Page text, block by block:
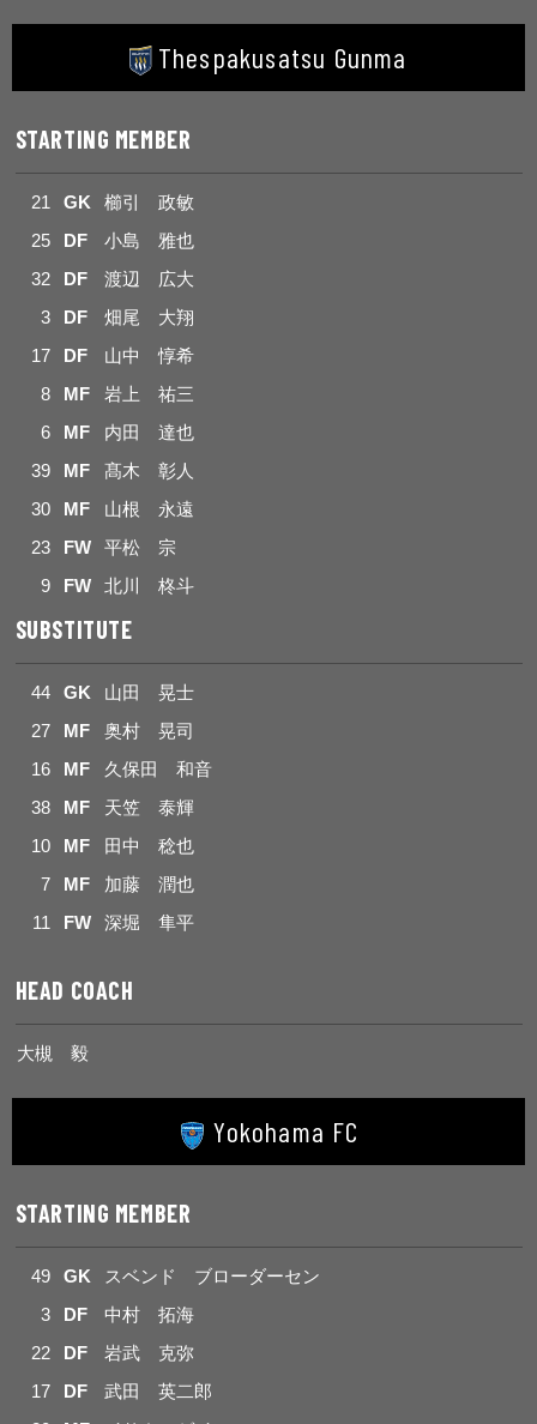
Thespakusatsu Gunma
STARTING MEMBER
21 GK
櫛引 政敏
25
DF
小島 雅也
32
DF
渡辺 広大
3
DF
畑尾 大翔
17
DF
山中 惇希
8
MF
岩上 祐三
6
MF
内田 達也
39
MF
髙木 彰人
30
MF
山根 永遠
23
FW
平松 宗
9
FW 北川 柊斗
SUBSTITUTE
44 GK
山田 晃士
27
MF
奥村 晃司
16
MF
久保田 和音
38
MF
天笠 泰輝
10
MF
田中 稔也
7
MF
加藤 潤也
11
FW 深堀 隼平
HEAD COACH
大槻 毅
Yokohama FC
STARTING MEMBER
49 GK
スベンド ブローダーセン
3
DF
中村 拓海
22
DF
岩武 克弥
17
DF
武田 英二郎